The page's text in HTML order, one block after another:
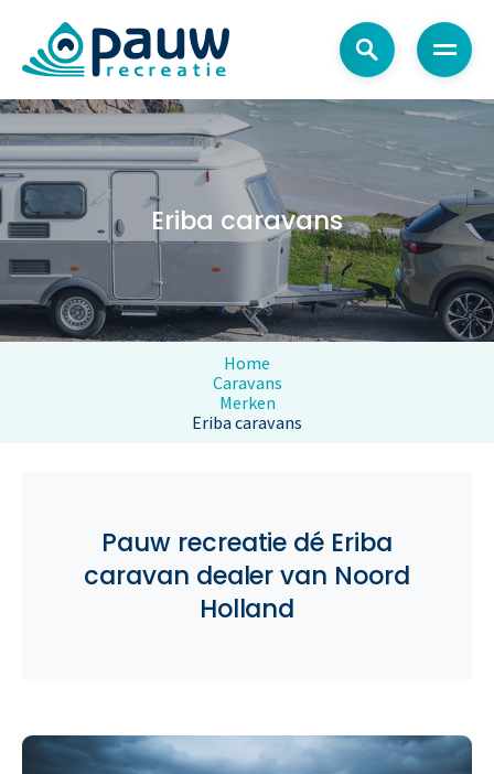
Menu
Eriba caravans
Home
Caravans
Merken
Eriba caravans
Pauw recreatie dé Eriba
caravan dealer van Noord
Holland